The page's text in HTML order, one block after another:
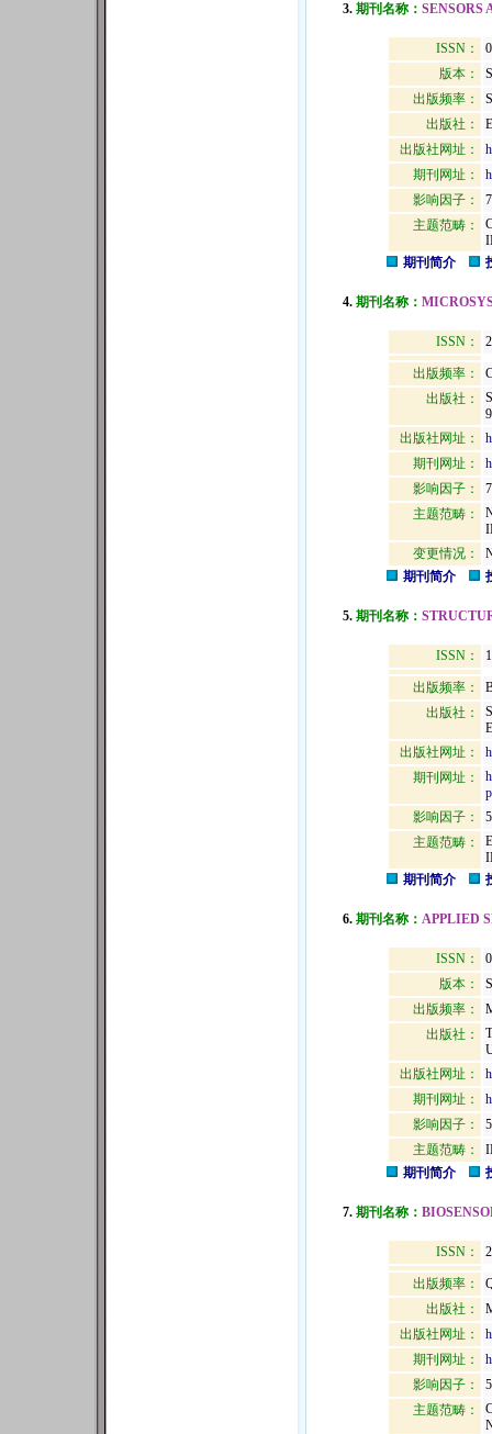
3. 期刊名称： SENSORS
ISSN：
版本：
出版频率：
出版社：
出版社网址：
期刊网址：
影响因子：
主题范畴：
期刊简介
4. 期刊名称：
ISSN：
出版频率：
出版社：
出版社网址：
期刊网址：
影响因子：
主题范畴：
变更情况：
期刊简介
5. 期刊名称：
ISSN：
出版频率：
出版社：
出版社网址：
期刊网址：
影响因子：
主题范畴：
期刊简介
6. 期刊名称： APPLIED
ISSN：
版本：
出版频率：
出版社：
出版社网址：
期刊网址：
影响因子：
主题范畴：
期刊简介
7. 期刊名称：
ISSN：
出版频率：
出版社：
出版社网址：
期刊网址：
影响因子：
主题范畴：